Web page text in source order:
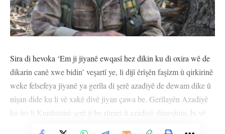
Sira di hevoka ‘Em ji jiyanê ewqasî hez dikin ku di oxira wê de
dikarin canê xwe bidin’ veşartî ye, li dijî êrîşên faşîzm û qirkirinê
weke felsefeya jiyanê ya gerîla di şerê azadiyê de dewam dike û
nîşan dide ku li vê xakê divê jiyan çawa be. Gerîlayên Azadiyê
ku îro li Kurdistanê şerê ji bo rûmet û azadiyê dimeşînin, bi vê